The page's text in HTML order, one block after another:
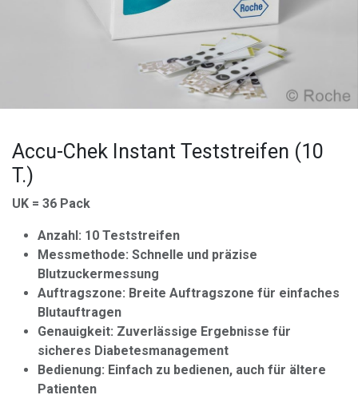
Accu-Chek Instant Teststreifen (10
T.)
UK = 36 Pack
Anzahl: 10 Teststreifen
Messmethode: Schnelle und präzise
Blutzuckermessung
Auftragszone: Breite Auftragszone für einfaches
Blutauftragen
Genauigkeit: Zuverlässige Ergebnisse für
sicheres Diabetesmanagement
Bedienung: Einfach zu bedienen, auch für ältere
Patienten